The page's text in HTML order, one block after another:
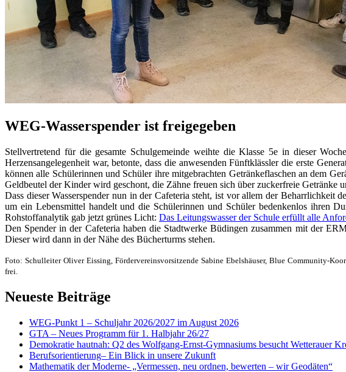
WEG-Wasserspender ist freigegeben
Stellvertretend für die gesamte Schulgemeinde weihte die Klasse 5e in dieser
Herzensangelegenheit war, betonte, dass die anwesenden Fünftklässler die erste
können alle Schülerinnen und Schüler ihre mitgebrachten Getränkeflaschen an dem
Geldbeutel der Kinder wird geschont, die Zähne freuen sich über zuckerfreie Getränke
Dass dieser Wasserspender nun in der Cafeteria steht, ist vor allem der
um ein Lebensmittel handelt und die Schülerinnen und Schüler bedenkenlos ihren
Rohstoffanalytik gab jetzt grünes Licht: Das Leitungswasser der Schule erfüllt alle
Den Spender in der Cafeteria haben die Stadtwerke Büdingen zusammen mit der
Dieser wird dann in der Nähe des Bücherturms stehen.
Foto: Schulleiter Oliver Eissing, Fördervereinsvorsitzende Sabine Ebelshäuser, Blue Community-
frei.
Neueste Beiträge
WEG-Punkt 1 – Schuljahr 2026/2027 im August 2026
GTA – Neues Programm für 1. Halbjahr 26/27
Demokratie hautnah: Q2 des Wolfgang-Ernst-Gymnasiums besucht Wetterauer
Berufsorientierung– Ein Blick in unsere Zukunft
Mathematik der Moderne- „Vermessen, neu ordnen, bewerten – wir Geodäten“